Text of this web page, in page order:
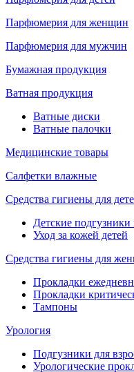
Парфюмерия для женщин
Парфюмерия для мужчин
Бумажная продукция
Ватная продукция
Ватные диски
Ватные палочки
Медицинские товары
Салфетки влажные
Средства гигиены для
Детские подгузники
Уход за кожей детей
Средства гигиены для
Прокладки
Прокладки
Тампоны
Урология
Подгузники для
Урологические